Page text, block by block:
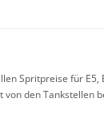
Spritpreise für E5,
den Tankstellen